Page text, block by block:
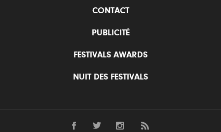
CONTACT
PUBLICITÉ
FESTIVALS AWARDS
NUIT DES FESTIVALS